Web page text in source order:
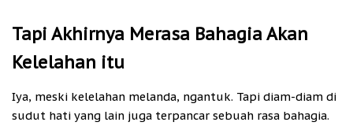
Tapi Akhirnya Merasa Bahagia Akan
Kelelahan itu
Iya, meski kelelahan melanda, ngantuk. Tapi diam-diam di
sudut hati yang lain juga terpancar sebuah rasa bahagia.